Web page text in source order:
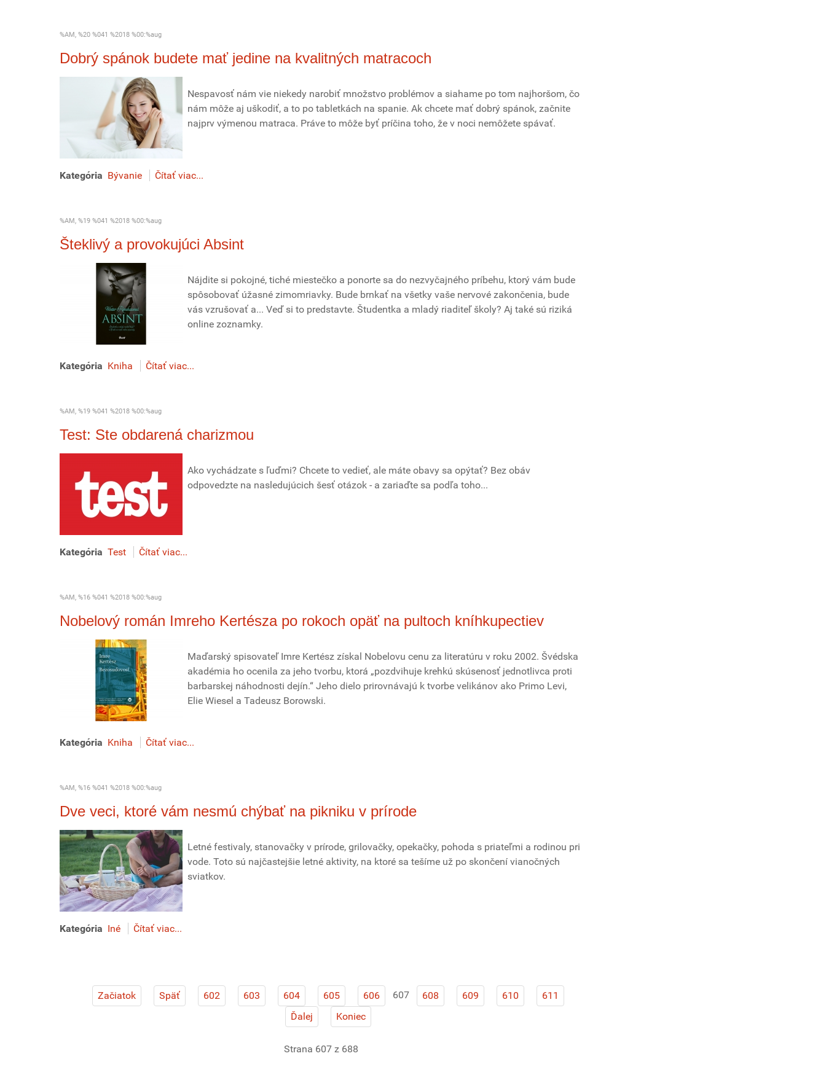
%AM, %20 %041 %2018 %00:%aug
Dobrý spánok budete mať jedine na kvalitných matracoch
Nespavosť nám vie niekedy narobiť množstvo problémov a siahame po tom najhoršom, čo
nám môže aj uškodiť, a to po tabletkách na spanie. Ak chcete mať dobrý spánok, začnite
najprv výmenou matraca. Práve to môže byť príčina toho, že v noci nemôžete spávať.
Kategória Bývanie Čítať viac...
%AM, %19 %041 %2018 %00:%aug
Šteklivý a provokujúci Absint
Nájdite si pokojné, tiché miestečko a ponorte sa do nezvyčajného príbehu, ktorý vám bude
spôsobovať úžasné zimomriavky. Bude brnkať na všetky vaše nervové zakončenia, bude
vás vzrušovať a... Veď si to predstavte. Študentka a mladý riaditeľ školy? Aj také sú riziká
online zoznamky.
Kategória Kniha Čítať viac...
%AM, %19 %041 %2018 %00:%aug
Test: Ste obdarená charizmou
Ako vychádzate s ľuďmi? Chcete to vedieť, ale máte obavy sa opýtať? Bez obáv
odpovedzte na nasledujúcich šesť otázok - a zariaďte sa podľa toho...
Kategória Test Čítať viac...
%AM, %16 %041 %2018 %00:%aug
Nobelový román Imreho Kertésza po rokoch opäť na pultoch kníhkupectiev
Maďarský spisovateľ Imre Kertész získal Nobelovu cenu za literatúru v roku 2002. Švédska
akadémia ho ocenila za jeho tvorbu, ktorá „pozdvihuje krehkú skúsenosť jednotlivca proti
barbarskej náhodnosti dejín.“ Jeho dielo prirovnávajú k tvorbe velikánov ako Primo Levi,
Elie Wiesel a Tadeusz Borowski.
Kategória Kniha Čítať viac...
%AM, %16 %041 %2018 %00:%aug
Dve veci, ktoré vám nesmú chýbať na pikniku v prírode
Letné festivaly, stanovačky v prírode, grilovačky, opekačky, pohoda s priateľmi a rodinou pri
vode. Toto sú najčastejšie letné aktivity, na ktoré sa tešíme už po skončení vianočných
sviatkov.
Kategória Iné Čítať viac...
Začiatok Späť 602 603 604 605 606 607 608 609 610
611
Ďalej
Koniec
Strana 607 z 688